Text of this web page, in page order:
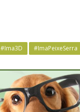
#Ima3D #ImaPeixeSerra